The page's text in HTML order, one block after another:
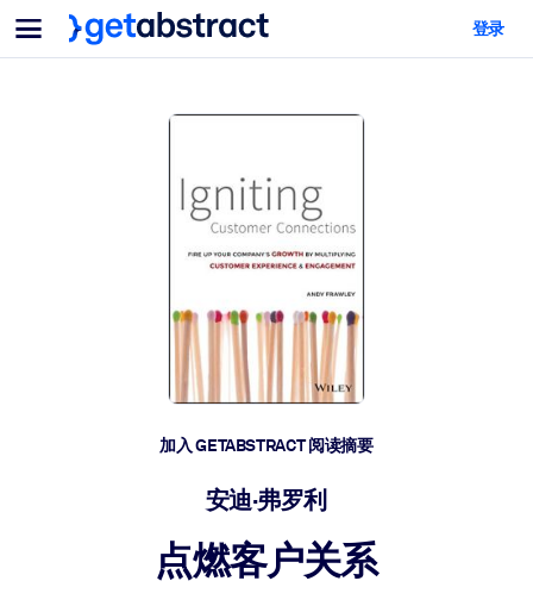
菜单
面向团队与管理者
帮助您的管理者为未来的工作时代做好准备。
让团队更轻松地共同学习、解决实际问题并更快采取行动。
培养您的员工应对未来挑战所需的技能。
面向 LMS/LXP
面向人工智能系统
登录
加入 GETABSTRACT 阅读摘要
安迪·弗罗利
点燃客户关系